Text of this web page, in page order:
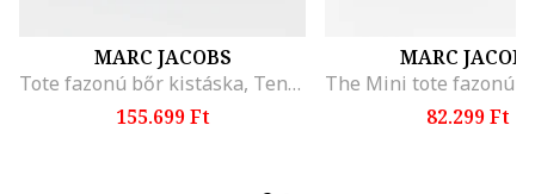
MARC JACOBS
Tote fazonú bőr kistáska, Tengerészkék
155.699 Ft
MARC
82.299 Ft